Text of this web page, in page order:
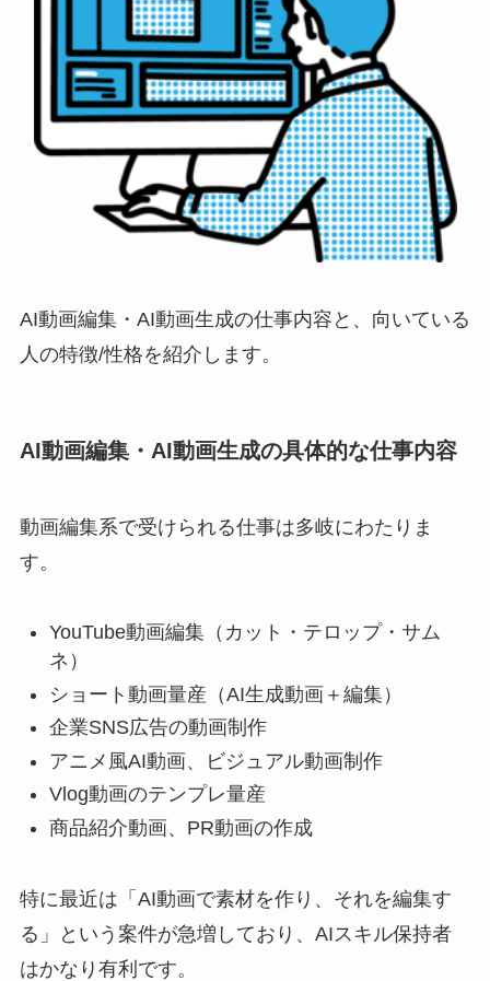
AI動画編集・AI動画生成の仕事内容と、向いている
人の特徴/性格を紹介します。
AI動画編集・AI動画生成の具体的な仕事内容
動画編集系で受けられる仕事は多岐にわたりま
す。
YouTube動画編集（カット・テロップ・サム
ネ）
ショート動画量産（AI生成動画＋編集）
企業SNS広告の動画制作
アニメ風AI動画、ビジュアル動画制作
Vlog動画のテンプレ量産
商品紹介動画、PR動画の作成
特に最近は「AI動画で素材を作り、それを編集す
る」という案件が急増しており、AIスキル保持者
はかなり有利です。